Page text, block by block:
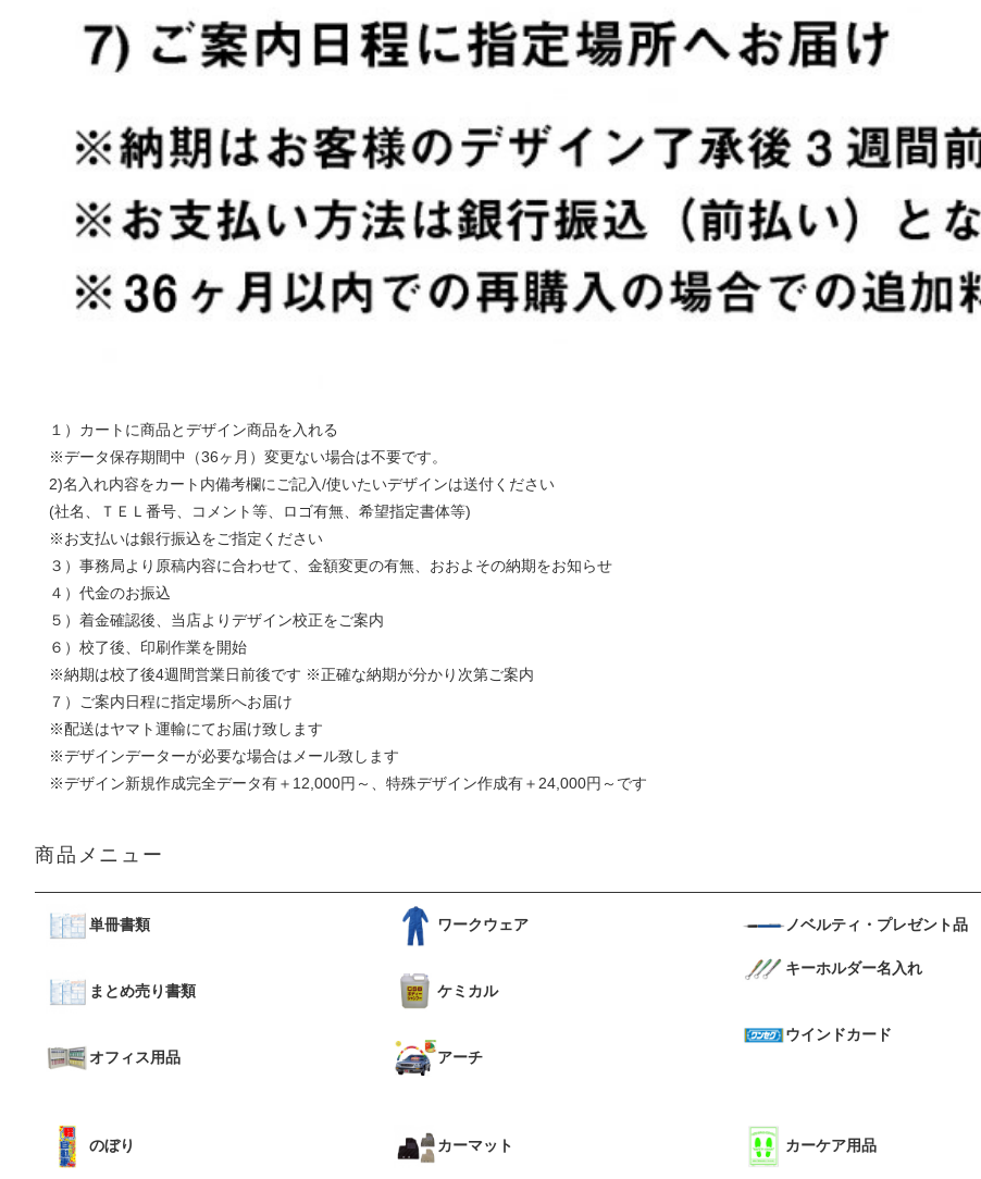
１）カートに商品とデザイン商品を入れる
※データ保存期間中（36ヶ月）変更ない場合は不要です。
2)名入れ内容をカート内備考欄にご記入/使いたいデザインは送付ください
(社名、ＴＥＬ番号、コメント等、ロゴ有無、希望指定書体等)
※お支払いは銀行振込をご指定ください
３）事務局より原稿内容に合わせて、金額変更の有無、おおよその納期をお知らせ
４）代金のお振込
５）着金確認後、当店よりデザイン校正をご案内
６）校了後、印刷作業を開始
※納期は校了後4週間営業日前後です ※正確な納期が分かり次第ご案内
７）ご案内日程に指定場所へお届け
※配送はヤマト運輸にてお届け致します
※デザインデーターが必要な場合はメール致します
※デザイン新規作成完全データ有＋12,000円～、特殊デザイン作成有＋24,000円～です
商品メニュー
単冊書類
まとめ売り書類
オフィス用品
ワークウェア
ケミカル
アーチ
ノベルティ・プレゼント品
キーホルダー名入れ
ウインドカード
のぼり カーマット カーケア用品